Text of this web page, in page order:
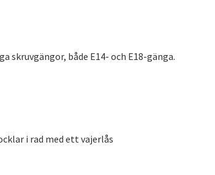
både E14- och E18-gänga.
i rad med ett vajerlås